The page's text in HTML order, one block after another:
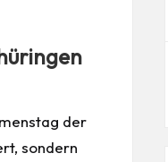
der
sondern